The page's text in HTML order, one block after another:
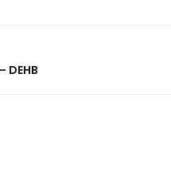
DEHB